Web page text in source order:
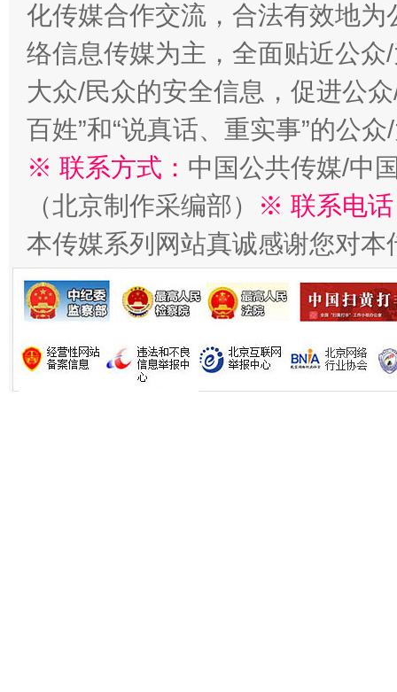
“刷贴”乱象丛生
生
揭批美国五大"原罪" "炒
化传媒合作交流，合法有效地
络信息传媒为主，全面贴近公
大众/民众的安全信息，促进公
百姓”和“说真话、重实事”的公
※ 联系方式： 中国公共传媒/中
（北京制作采编部）
※ 联系电
本传媒系列网站真诚感谢您对